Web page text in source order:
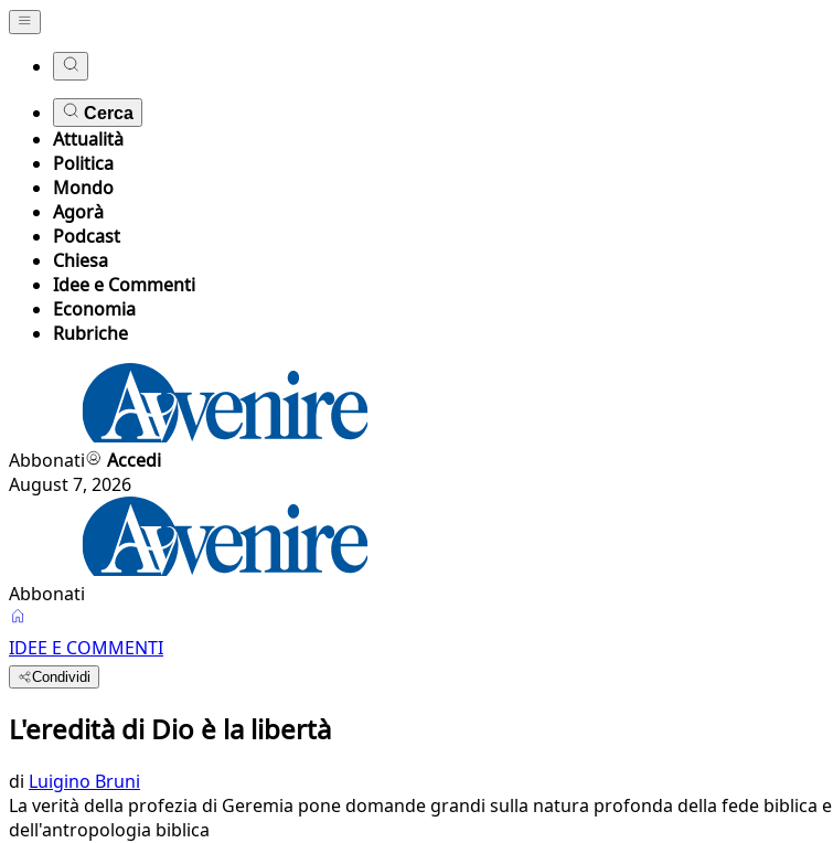
Cerca
Attualità
Politica
Mondo
Agorà
Podcast
Chiesa
Idee e Commenti
Economia
Rubriche
Abbonati
Accedi
August 7, 2026
Abbonati
IDEE E COMMENTI
Condividi
L'eredità di Dio è la libertà
di Luigino Bruni
La verità della profezia di Geremia pone domande grandi sulla natura profonda della fede
dell'antropologia biblica